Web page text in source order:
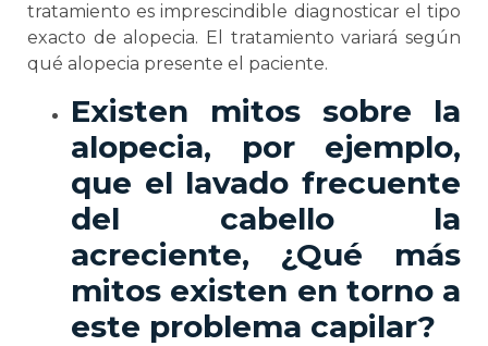
tratamiento es imprescindible diagnosticar el tipo
exacto de alopecia. El tratamiento variará según
qué alopecia presente el paciente.
Existen mitos sobre la
alopecia, por ejemplo,
que el lavado frecuente
del cabello la
acreciente, ¿Qué más
mitos existen en torno a
este problema capilar?